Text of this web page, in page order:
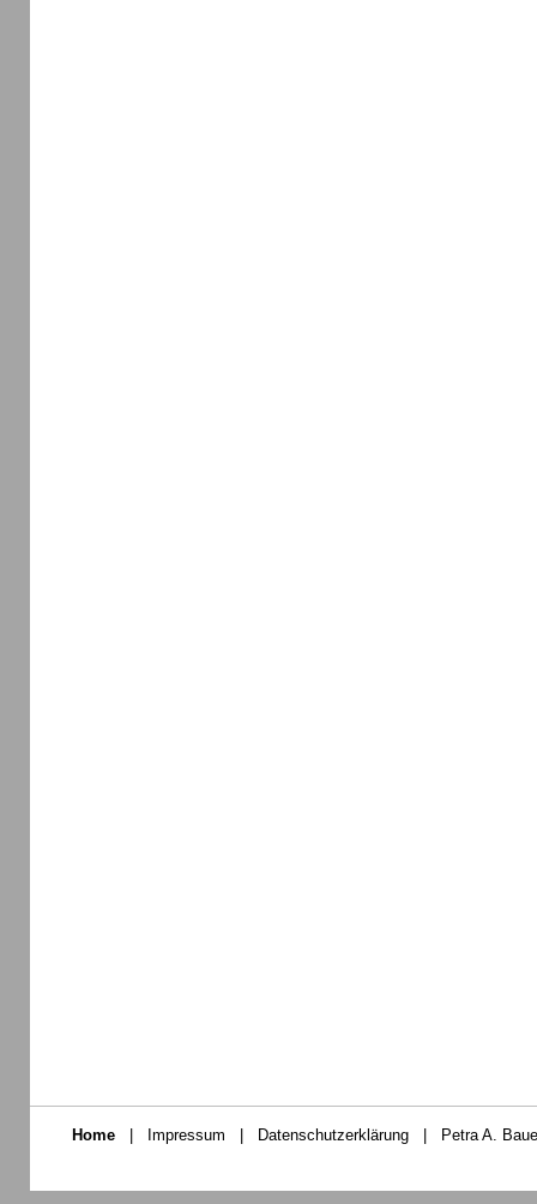
Home Impressum Datenschutzerklärung Petra A.